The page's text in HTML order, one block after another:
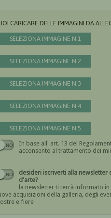
CARICARE DELLE IMMAGINI DA
SELEZIONA IMMAGINE N.1
SELEZIONA IMMAGINE N.2
SELEZIONA IMMAGINE N.3
SELEZIONA IMMAGINE N.4
SELEZIONA IMMAGINE N.5
In base all' art. 13 del
acconsento al
desideri iscriverti alla newsletter di Recta galleria
d'arte?
la newsletter ti terrà informato
acquisizioni della galleria, degli
e fiere